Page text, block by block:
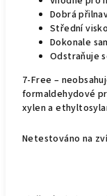
Dobrá
Střední
Dokonale
Odstraňuje
7-Free –
formaldehydové
xylen a
Netestováno na